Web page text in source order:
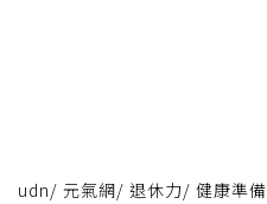
udn/ 元氣網/ 退休力/ 健康準備